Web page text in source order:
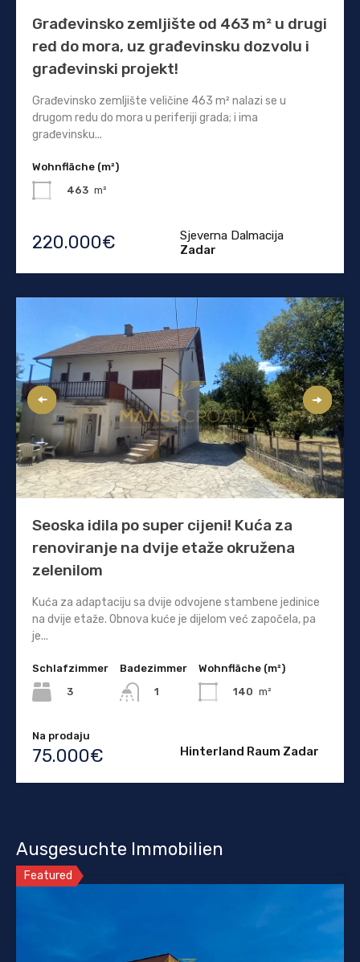
Građevinsko zemljište od 463 m² u drugi
red do mora, uz građevinsku dozvolu i
građevinski projekt!
Građevinsko zemljište veličine 463 m² nalazi se u
drugom redu do mora u periferiji grada; i ima
građevinsku...
Wohnfläche (m²)
463 m²
220.000€
Sjeverna Dalmacija
Zadar
Seoska idila po super cijeni! Kuća za
renoviranje na dvije etaže okružena
zelenilom
Kuća za adaptaciju sa dvije odvojene stambene jedinice
na dvije etaže. Obnova kuće je dijelom već započela, pa
je...
Schlafzimmer
3
Badezimmer
1
Wohnfläche (m²)
140 m²
Na prodaju
75.000€ Hinterland Raum Zadar
Ausgesuchte Immobilien
Featured